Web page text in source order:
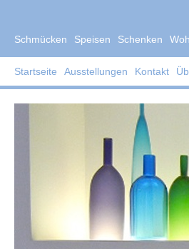
Schmücken Speisen Schenken
Startseite Ausstellungen Kontakt